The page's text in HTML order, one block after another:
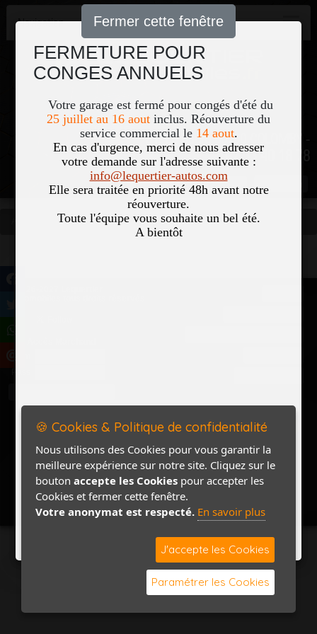
FERMETURE POUR
CONGES ANNUELS
Votre garage est fermé pour congés d'été du
25 juillet au 16 aout inclus. Réouverture du
service commercial le 14 aout.
En cas d'urgence, merci de nous adresser
votre demande sur l'adresse suivante :
info@lequertier-autos.com
Elle sera traitée en priorité 48h avant notre
réouverture.
Toute l'équipe vous souhaite un bel été.
A bientôt
Fermer cette fenêtre
Navigation
51, Le Bourg 50700 COLOMBY -
02 33 40 18 78
Nom Pass
Occasions Vous êtes ici
🍪 Cookies & Politique de confidentialité
Nous utilisons des Cookies pour vous garantir la
meilleure expérience sur notre site. Cliquez sur le
bouton accepte les Cookies pour accepter les
Cookies et fermer cette fenêtre.
Votre anonymat est respecté. En savoir plus
J'accepte les Cookies
Paramétrer les Cookies